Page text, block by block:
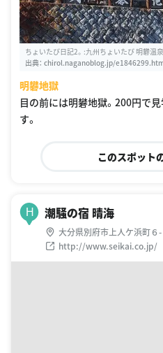
ちょいたび日記2。:九州ちょいたび 明礬温
出典： chirol.naganoblog.jp/
明礬地獄
目の前には明礬地獄。200円で
す。
このスポット
H 潮騒の宿 晴海
大分県別府市上人ケ浜町６
http://www.seikai.co.jp/